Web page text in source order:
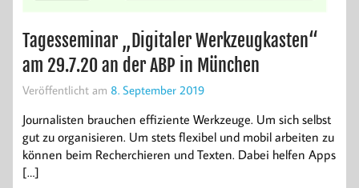
Tagesseminar „Digitaler Werkzeugkasten“
am 29.7.20 an der ABP in München
Veröffentlicht am 8. September 2019
Journalisten brauchen effiziente Werkzeuge. Um sich selbst
gut zu organisieren. Um stets flexibel und mobil arbeiten zu
können beim Recherchieren und Texten. Dabei helfen Apps
[…]